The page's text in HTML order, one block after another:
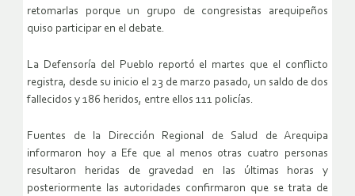
retomarlas porque un grupo de congresistas arequipeños
quiso participar en el debate.
La Defensoría del Pueblo reportó el martes que el conflicto
registra, desde su inicio el 23 de marzo pasado, un saldo de dos
fallecidos y 186 heridos, entre ellos 111 policías.
Fuentes de la Dirección Regional de Salud de Arequipa
informaron hoy a Efe que al menos otras cuatro personas
resultaron heridas de gravedad en las últimas horas y
posteriormente las autoridades confirmaron que se trata de